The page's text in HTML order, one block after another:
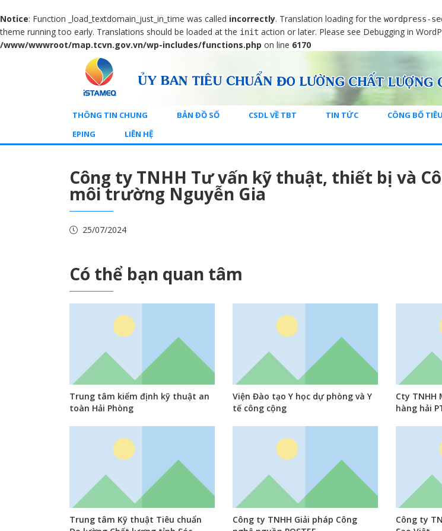
Notice: Function _load_textdomain_just_in_time was called incorrectly. Translation loading for the wordpress-
theme running too early. Translations should be loaded at the init action or later. Please see Debugging in
/www/wwwroot/map.tcvn.gov.vn/wp-includes/functions.php on line 6170
THÔNG TIN CHUNG BẢN ĐỒ SỐ CSDL VỀ TBT TIN TỨC CÔNG BỐ
EPING
LIÊN HỆ
Công ty TNHH Tư vấn kỹ thuật, thiết bị và
môi trường Nguyễn Gia
25/07/2024
Có thể bạn quan tâm
Trung tâm kiểm định kỹ thuật an
toàn Hải Phòng
Viện Đào tạo Y học dự phòng và Y
tế công cộng
Cty TNHH
hàng hải
Trung tâm Kỹ thuật Tiêu chuẩn
Công ty TNHH Giải pháp Công
Công ty